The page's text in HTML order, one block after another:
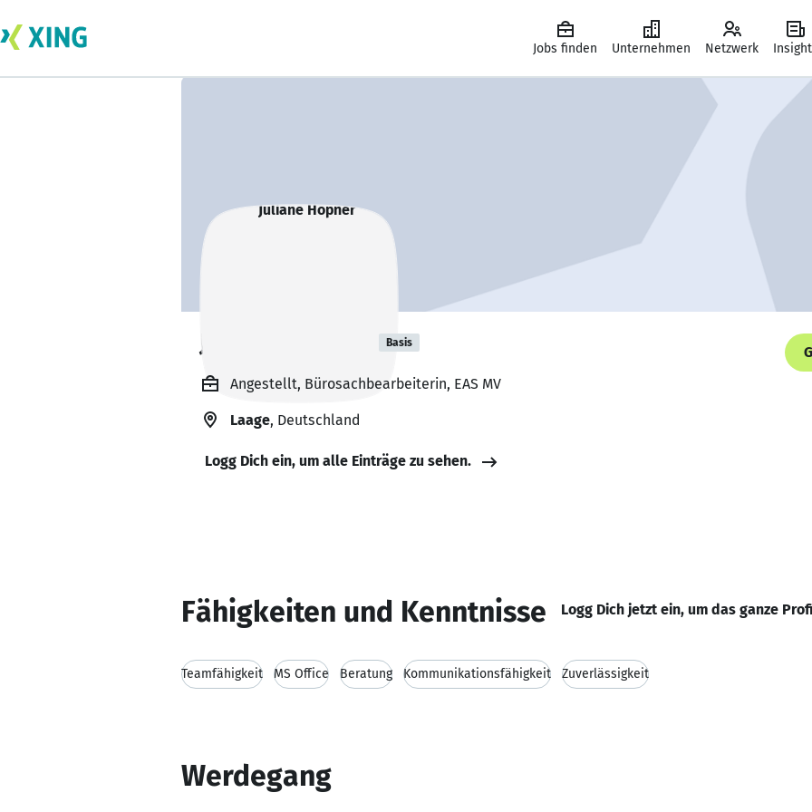
Jobs finden Unternehmen Netzwerk
Juliane Höpner Basis
Angestellt, Bürosachbearbeiterin, EAS MV
Laage, Deutschland
Logg Dich ein, um alle Einträge zu sehen.
Fähigkeiten und Kenntnisse Logg Dich jetzt ein, um das ganze
Teamfähigkeit MS Office Beratung Kommunikationsfähigkeit Zuverlässigkeit
Werdegang